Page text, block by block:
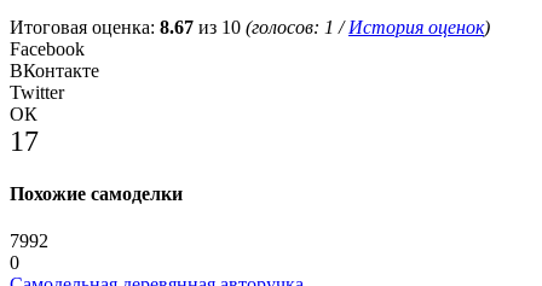
Итоговая оценка: 8.67 из 10 (голосов: 1 /История оценок)
Facebook
ВКонтакте
Twitter
ОК
17
Похожие самоделки
7992
0